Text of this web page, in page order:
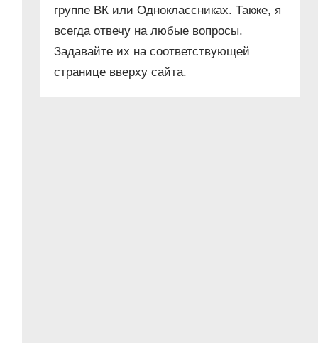
группе ВК или Одноклассниках. Также, я
всегда отвечу на любые вопросы.
Задавайте их на соответствующей
странице вверху сайта.